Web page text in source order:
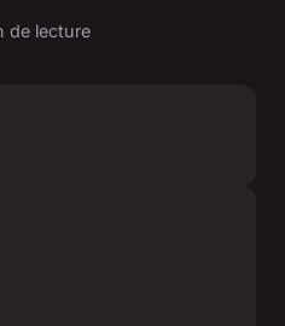
de lecture